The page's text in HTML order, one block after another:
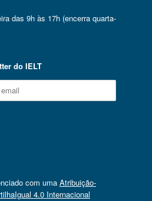
das 9h às 17h (encerra quarta-
do IELT
com uma Atribuição-
4.0 Internacional